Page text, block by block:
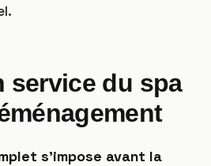
service du spa
s’impose avant la